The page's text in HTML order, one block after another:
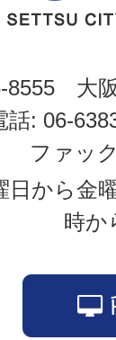
8555 大
話: 06-
ファッ
日から金
時か